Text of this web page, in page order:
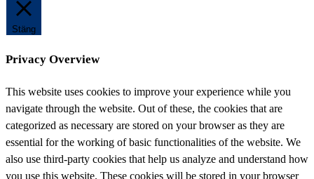
Stäng
Privacy Overview
This website uses cookies to improve your experience while you
navigate through the website. Out of these, the cookies that are
categorized as necessary are stored on your browser as they are
essential for the working of basic functionalities of the website. We
also use third-party cookies that help us analyze and understand how
you use this website. These cookies will be stored in your browser